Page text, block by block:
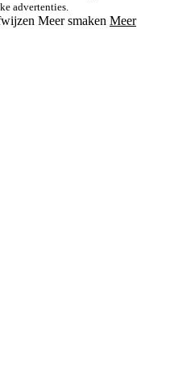
advertenties.
Meer smaken Meer